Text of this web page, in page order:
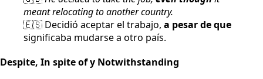
meant relocating to another country.
🇪🇸 Decidió aceptar el trabajo, a pesar de que
significaba mudarse a otro país.
Despite, In spite of y Notwithstanding